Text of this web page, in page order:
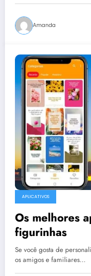
Amanda
APLICATIVOS
Os melhores
figurinhas
Se você gosta de
os amigos e familiares…